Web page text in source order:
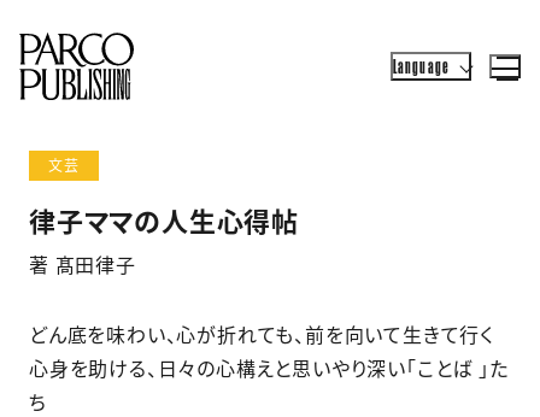
Language
文芸
律子ママの人生心得帖
著 髙田律子
どん底を味わい、心が折れても、前を向いて生きて行く
心身を助ける、日々の心構えと思いやり深い「ことば 」た
ち